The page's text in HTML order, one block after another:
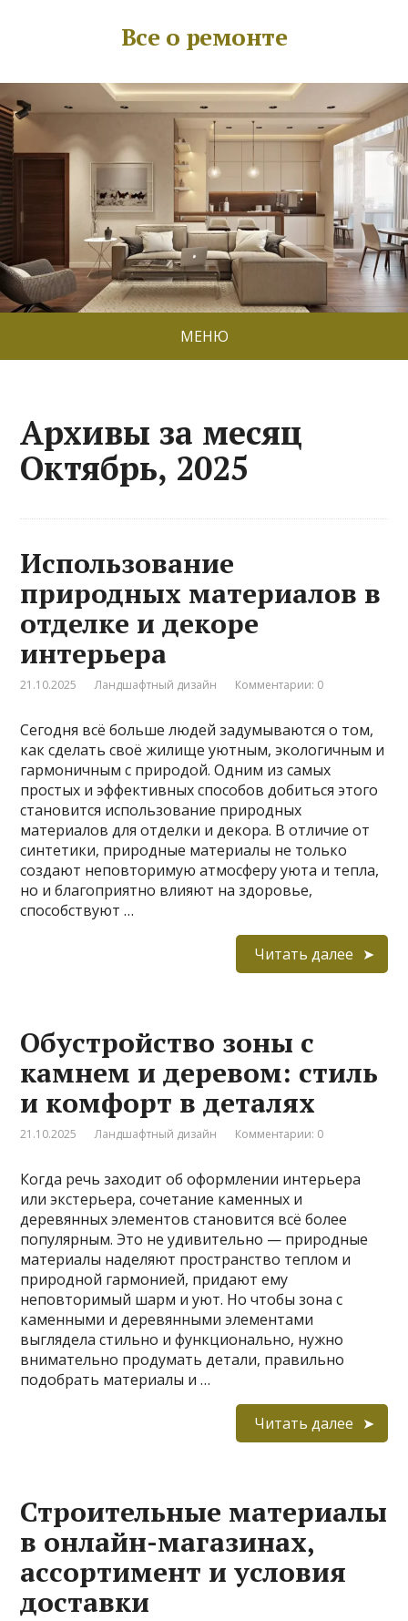
Все о ремонте
МЕНЮ
Архивы за месяц
Октябрь, 2025
Использование
природных материалов в
отделке и декоре
интерьера
21.10.2025 Ландшафтный дизайн Комментарии: 0
Сегодня всё больше людей задумываются о том,
как сделать своё жилище уютным, экологичным и
гармоничным с природой. Одним из самых
простых и эффективных способов добиться этого
становится использование природных
материалов для отделки и декора. В отличие от
синтетики, природные материалы не только
создают неповторимую атмосферу уюта и тепла,
но и благоприятно влияют на здоровье,
способствуют …
Читать далее
Обустройство зоны с
камнем и деревом: стиль
и комфорт в деталях
21.10.2025 Ландшафтный дизайн Комментарии: 0
Когда речь заходит об оформлении интерьера
или экстерьера, сочетание каменных и
деревянных элементов становится всё более
популярным. Это не удивительно — природные
материалы наделяют пространство теплом и
природной гармонией, придают ему
неповторимый шарм и уют. Но чтобы зона с
каменными и деревянными элементами
выглядела стильно и функционально, нужно
внимательно продумать детали, правильно
подобрать материалы и …
Читать далее
Строительные материалы
в онлайн-магазинах,
ассортимент и условия
доставки